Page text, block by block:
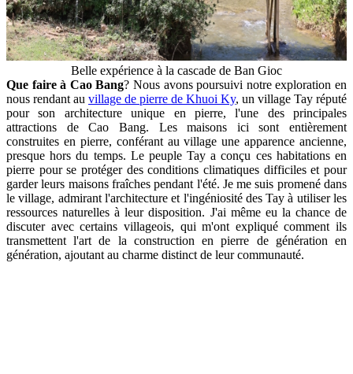
Belle expérience à la cascade de Ban Gioc
Que faire à Cao Bang? Nous avons poursuivi notre exploration en
nous rendant au village de pierre de Khuoi Ky, un village Tay réputé
pour son architecture unique en pierre, l'une des principales
attractions de Cao Bang. Les maisons ici sont entièrement
construites en pierre, conférant au village une apparence ancienne,
presque hors du temps. Le peuple Tay a conçu ces habitations en
pierre pour se protéger des conditions climatiques difficiles et pour
garder leurs maisons fraîches pendant l'été. Je me suis promené dans
le village, admirant l'architecture et l'ingéniosité des Tay à utiliser les
ressources naturelles à leur disposition. J'ai même eu la chance de
discuter avec certains villageois, qui m'ont expliqué comment ils
transmettent l'art de la construction en pierre de génération en
génération, ajoutant au charme distinct de leur communauté.